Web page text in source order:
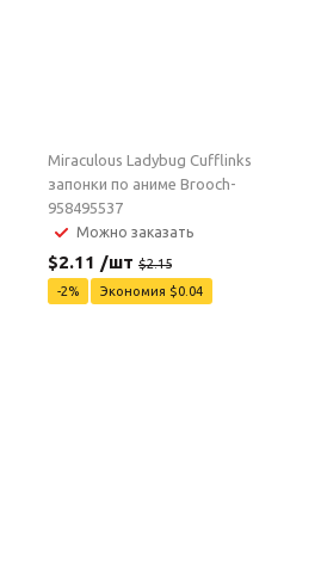
Miraculous Ladybug Cufflinks
запонки по аниме Brooch-
958495537
Можно заказать
$2.11 /шт $2.15
-2% Экономия $0.04